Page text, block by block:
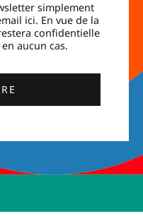
simplement
ici. En vue de la
confidentielle
aucun cas.